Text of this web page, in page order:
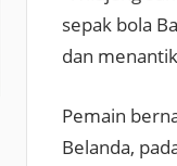
sepak bola
dan
Pemain
Belanda,